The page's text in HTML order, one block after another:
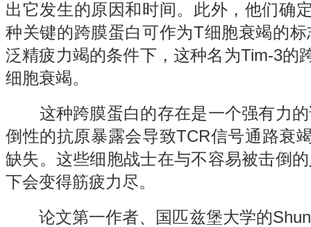
出它发生的原因和时间。此外，他们确
种关键的跨膜蛋白可作为T细胞衰竭的
泛精疲力竭的条件下，这种名为Tim-3的
细胞衰竭。
这种跨膜蛋白的存在是一个强有力的
倒性的抗原暴露会导致TCR信号通路衰
缺失。这些细胞战士在与不容易被击倒
下会变得筋疲力尽。
论文第一作者、国匹兹堡大学的